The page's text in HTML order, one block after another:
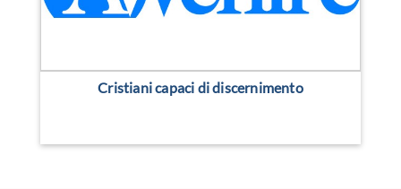
Cristiani capaci di discernimento